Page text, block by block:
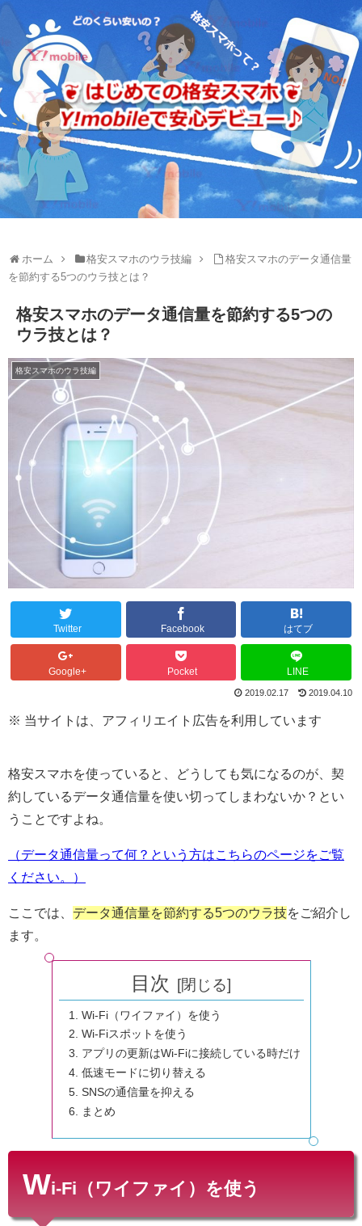
ホーム 格安スマホのウラ技編
格安スマホのデータ通信量
を節約する5つのウラ技とは？
格安スマホのデータ通信量を節約する5つの
ウラ技とは？
格安スマホのウラ技編
Twitter Facebook はてブ
Google+ Pocket LINE
2019.02.17 2019.04.10
※ 当サイトは、アフィリエイト広告を利用しています
格安スマホを使っていると、どうしても気になるのが、契
約しているデータ通信量を使い切ってしまわないか？とい
うことですよね。
（データ通信量って何？という方はこちらのページをご覧
ください。）
ここでは、 データ通信量を節約する5つのウラ技をご紹介し
ます。
目次
Wi-Fi（ワイファイ）を使う
Wi-Fiスポットを使う
アプリの更新はWi-Fiに接続している時だけ
低速モードに切り替える
SNSの通信量を抑える
まとめ
Wi-Fi（ワイファイ）を使う